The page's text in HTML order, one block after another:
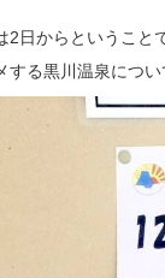
2日からということ
する黒川温泉につ